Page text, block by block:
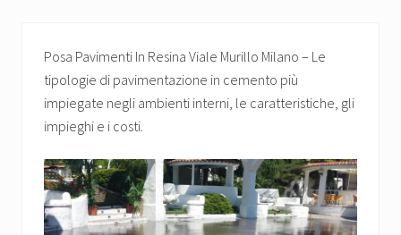
Posa Pavimenti In Resina Viale Murillo Milano – Le
tipologie di pavimentazione in cemento più
impiegate negli ambienti interni, le caratteristiche, gli
impieghi e i costi.